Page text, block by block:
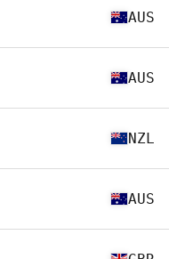
AUS
AUS
NZL
AUS